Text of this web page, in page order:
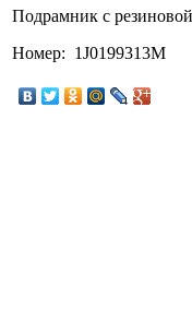
Подрамник с
Номер: 1J0199313M